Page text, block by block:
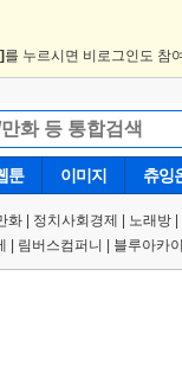
를 누르시면 비로그인도 참
툰 이미지 츄잉
화 정치사회경제 노래방
림버스컴퍼니 블루아카